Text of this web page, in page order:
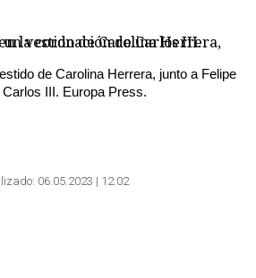
de Carolina Herrera, junto a Felipe
III. Europa Press.
06.05.2023 | 12:02